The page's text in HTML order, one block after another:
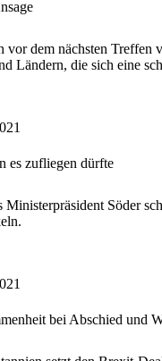
vor dem nächsten Treffen
Ländern, die sich eine
es zufliegen dürfte
Ministerpräsident Söder
bei Abschied und